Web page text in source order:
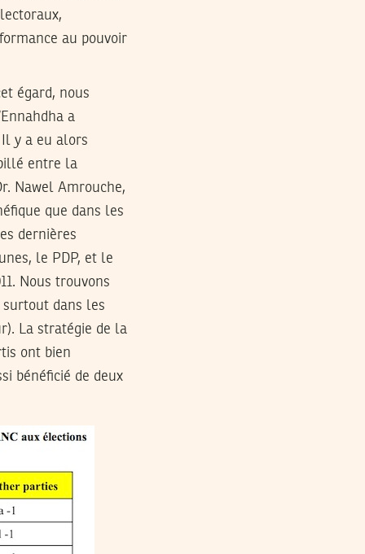
au pouvoir
égard, nous
a
Il y a eu alors
entre la
Nawel Amrouche,
que dans les
dernières
le PDP, et le
Nous trouvons
surtout dans les
La stratégie de la
ont bien
bénéficié de deux